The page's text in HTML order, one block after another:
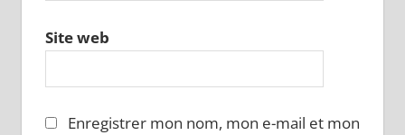
Site web
Enregistrer mon nom, mon e-mail et mon